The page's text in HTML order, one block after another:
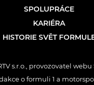
SPOLUPRÁCE
KARIÉRA
HISTORIE SVĚT
s.r.o., provozovatel
o formuli 1 a